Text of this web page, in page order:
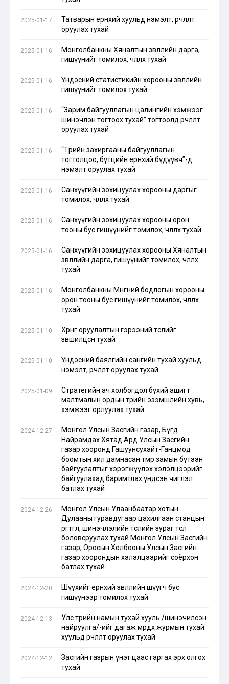
2025-01-17
Татварын ерөнхий хуульд нэмэлт, өөрчлөлт
оруулах тухай
2025-01-16
Монголбанкны Хяналтын зөвлөлийн дарга,
гишүүнийг томилох, чөлөөлөх тухай
2025-01-16
Үндэсний статистикийн хорооны зөвлөлийн
гишүүнийг томилох тухай
2025-01-16
“Зарим байгууллагын цалингийн хэмжээг
шинэчлэн тогтоох тухай” тогтоолд өөрчлөлт
оруулах тухай
2025-01-16
“Төрийн захиргааны байгууллагын
тогтолцоо, бүтцийн ерөнхий бүдүүвч”-д
нэмэлт оруулах тухай
2025-01-16
Санхүүгийн зохицуулах хорооны даргыг
томилох, чөлөөлөх тухай
2025-01-16
Санхүүгийн зохицуулах хорооны орон
тооны бус гишүүнийг томилох, чөлөөлөх тухай
2025-01-16
Санхүүгийн зохицуулах хорооны Хяналтын
зөвлөлийн дарга, гишүүнийг томилох, чөлөөлөх
тухай
2025-01-16
Монголбанкны Мөнгөний бодлогын хорооны
орон тооны бус гишүүнийг томилох, чөлөөлөх
тухай
2025-01-10
Хөрөнгө оруулалтын гэрээний төслийг
зөвшилцсөн тухай
2025-01-10
Үндэсний баялгийн сангийн тухай хуульд
нэмэлт, өөрчлөлт оруулах тухай
2025-01-09
Стратегийн ач холбогдол бүхий ашигт
малтмалын ордын төрийн эзэмшлийн хувь,
хэмжээг орлуулах тухай
2024-12-27
Монгол Улсын Засгийн газар, Бүгд
Найрамдах Хятад Ард Улсын Засгийн
газар хооронд Гашуунсухайт-Ганцмод
боомтын хил дамнасан төмөр замын бүтээн
байгуулалтыг хэрэгжүүлэх хэлэлцээрийг
байгуулахад баримтлах үндсэн чиглэл
батлах тухай
2024-12-26
Монгол Улсын Улаанбаатар хотын
Дулааны гуравдугаар цахилгаан станцын
өргөтгөл, шинэчлэлийн төслийн зураг төсөл
боловсруулах тухай Монгол Улсын Засгийн
газар, Оросын Холбооны Улсын Засгийн
газар хоорондын хэлэлцээрийг соёрхон
батлах тухай
2024-12-20
Шүүхийг ерөнхий зөвлөлийн шүүгч бус
гишүүнээр томилох тухай
2024-12-13
Улс төрийн намын тухай хууль /шинэчилсэн
найруулга/-ийг дагаж мөрдөх журмын тухай
хуульд өөрчлөлт оруулах тухай
2024-12-12
Засгийн газрын үнэт цаас гаргах эрх олгох
тухай